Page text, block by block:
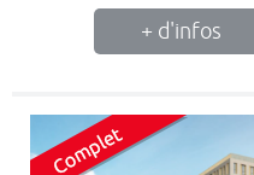
+ d'infos